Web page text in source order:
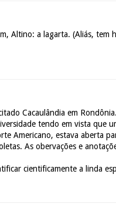
Altino: a lagarta. (Aliás, tem
Cacaulândia em
tendo em vista que
Americano, estava aberta
As obervações e
cientificamente a linda